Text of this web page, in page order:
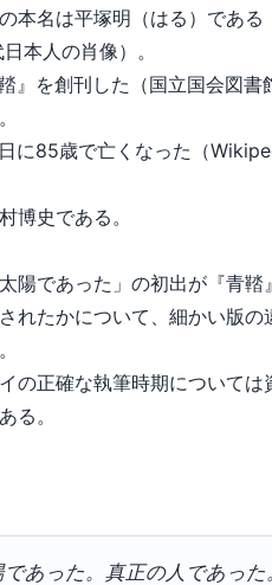
本名は平塚明（はる）である
本人の肖像）。
』を創刊した（国立国会図書
に85歳で亡くなった（
博史である。
太陽であった」の初出が『青鞜
れたかについて、細かい版の
の正確な執筆時期については
る。
であった。真正の人であっ